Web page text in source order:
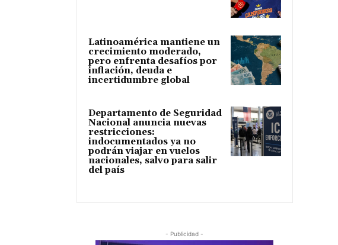
Latinoamérica mantiene un
crecimiento moderado,
pero enfrenta desafíos por
inflación, deuda e
incertidumbre global
Departamento de Seguridad
Nacional anuncia nuevas
restricciones:
indocumentados ya no
podrán viajar en vuelos
nacionales, salvo para salir
del país
- Publicidad -